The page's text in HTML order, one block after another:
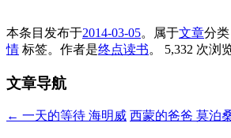
本条目发布于2014-03-05。属于文章分
情 标签。 作者是终点读书。 5,332 次浏
文章导航
← 一天的等待 海明威 西蒙的爸爸 莫泊